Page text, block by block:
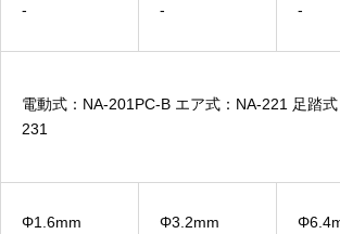
- - -
電動式：NA-201PC-B エア式：NA-221 足踏
231
Φ1.6mm Φ3.2mm